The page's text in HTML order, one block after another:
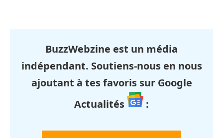
BuzzWebzine est un média
indépendant. Soutiens-nous en nous
ajoutant à tes favoris sur Google
Actualités
: